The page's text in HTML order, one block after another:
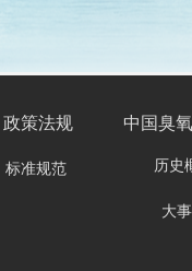
中国臭
标准规范
政策法规
历史
大